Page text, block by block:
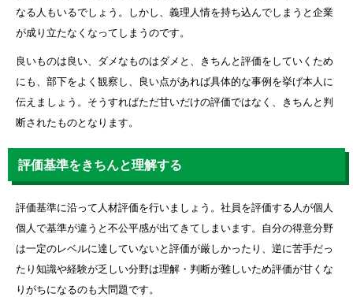
なる人もいるでしょう。しかし、義理人情を持ち込んでしまうと企業
が成り立たなくなってしまうのです。
良いものは良い、ダメなものはダメと、きちんと評価をしていくため
にも、部下をよく観察し、良い点があれば具体的な事例を挙げ本人に
伝えましょう。そうすればただ甘いだけの評価ではなく、きちんと判
断されたものとなります。
評価基準をきちんと理解する
評価基準に沿って人材評価を行いましょう。社員を評価する人が個人
個人で基準が違うと不公平感が出てきてしまいます。自分の得意分野
は一定のレベルに達していないと評価が厳しかったり、逆に苦手だっ
たり知識や経験が乏しい分野は理解・判断が難しいため評価が甘くな
りがちになるのも大問題です。